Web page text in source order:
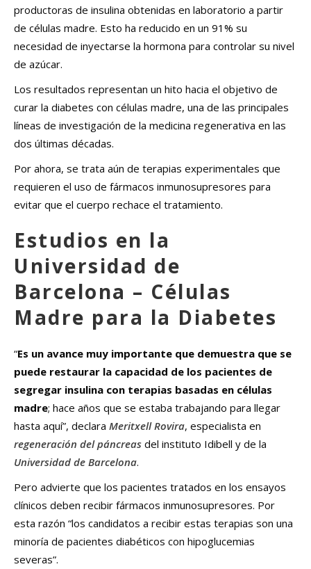
productoras de insulina obtenidas en laboratorio a partir
de células madre. Esto ha reducido en un 91% su
necesidad de inyectarse la hormona para controlar su nivel
de azúcar.
Los resultados representan un hito hacia el objetivo de
curar la diabetes con células madre, una de las principales
líneas de investigación de la medicina regenerativa en las
dos últimas décadas.
Por ahora, se trata aún de terapias experimentales que
requieren el uso de fármacos inmunosupresores para
evitar que el cuerpo rechace el tratamiento.
Estudios en la
Universidad de
Barcelona – Células
Madre para la Diabetes
“Es un avance muy importante que demuestra que se
puede restaurar la capacidad de los pacientes de
segregar insulina con terapias basadas en células
madre; hace años que se estaba trabajando para llegar
hasta aquí”, declara Meritxell Rovira, especialista en
regeneración del páncreas del instituto Idibell y de la
Universidad de Barcelona.
Pero advierte que los pacientes tratados en los ensayos
clínicos deben recibir fármacos inmunosupresores. Por
esta razón “los candidatos a recibir estas terapias son una
minoría de pacientes diabéticos con hipoglucemias
severas”.